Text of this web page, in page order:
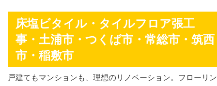
床塩ビタイル・タイルフロア張工
事・土浦市・つくば市・常総市・筑西
市・稲敷市
戸建てもマンションも、理想のリノベーション。フローリ